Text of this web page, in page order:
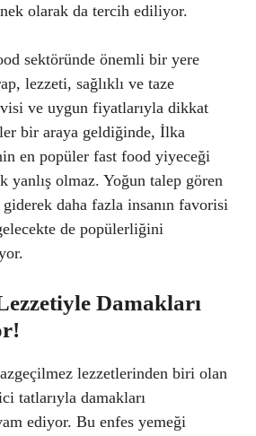
olarak da tercih ediliyor.
sektöründe önemli bir yere
lezzeti, sağlıklı ve taze
ve uygun fiyatlarıyla dikkat
bir araya geldiğinde, İlka
en popüler fast food yiyeceği
yanlış olmaz. Yoğun talep gören
daha fazla insanın favorisi
de popülerliğini
Damakları
lezzetlerinden biri olan
tatlarıyla damakları
ediyor. Bu enfes yemeği